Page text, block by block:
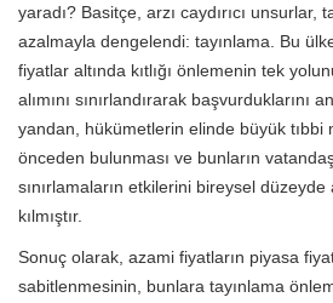
yaradı? Basitçe, arzı caydırıcı unsurlar,
azalmayla dengelendi: tayınlama. Bu
fiyatlar altında kıtlığı önlemenin tek
alımını sınırlandırarak başvurduklarını
yandan, hükümetlerin elinde büyük tıbbi
önceden bulunması ve bunların
sınırlamaların etkilerini bireysel düzeyde
kılmıştır.
Sonuç olarak, azami fiyatların piyasa
sabitlenmesinin, bunlara tayınlama